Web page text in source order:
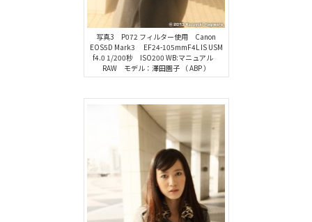
写真3 P072 フィルター使用 Canon
EOS5D Mark3 EF24-105mmF4L IS USM
f4.0 1/200秒 ISO200 WB:マニュアル
RAW モデル：澤田園子 （ ABP ）